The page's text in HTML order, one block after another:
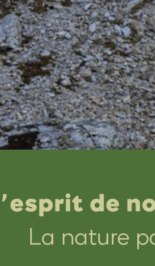
de
La nature